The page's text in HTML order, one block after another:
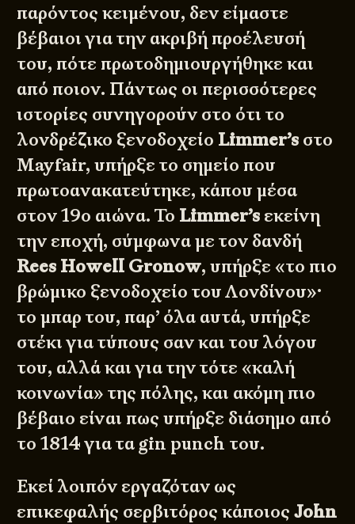
παρόντος κειμένου, δεν είμαστε
βέβαιοι για την ακριβή προέλευσή
του, πότε πρωτοδημιουργήθηκε και
από ποιον. Πάντως οι περισσότερες
ιστορίες συνηγορούν στο ότι το
λονδρέζικο ξενοδοχείο Limmer’s στο
Mayfair, υπήρξε το σημείο που
πρωτοανακατεύτηκε, κάπου μέσα
στον 19ο αιώνα. Το Limmer’s εκείνη
την εποχή, σύμφωνα με τον δανδή
Rees Howell Gronow, υπήρξε «το πιο
βρώμικο ξενοδοχείο του Λονδίνου»·
το μπαρ του, παρ’ όλα αυτά, υπήρξε
στέκι για τύπους σαν και του λόγου
του, αλλά και για την τότε «καλή
κοινωνία» της πόλης, και ακόμη πιο
βέβαιο είναι πως υπήρξε διάσημο από
το 1814 για τα gin punch του.
Εκεί λοιπόν εργαζόταν ως
επικεφαλής σερβιτόρος κάποιοςJohn